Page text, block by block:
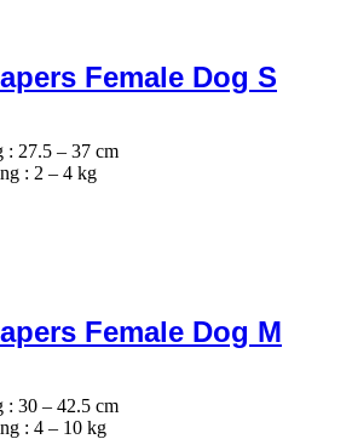
Female Dog S
: 27.5 – 37 cm
: 2 – 4 kg
Female Dog M
: 30 – 42.5 cm
: 4 – 10 kg